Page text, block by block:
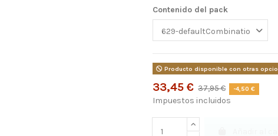
Contenido del pack
Producto disponible con otras
33,45 € 37,95 € -4,50 €
Impuestos incluidos